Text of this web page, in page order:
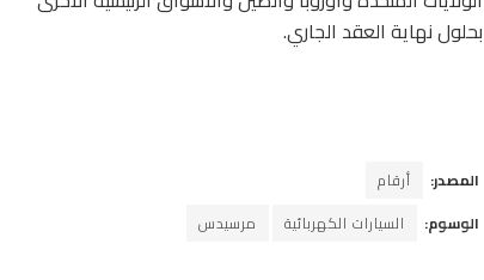
بحلول نهاية العقد الجاري.
المصدر:
أرقام
الوسوم:
السيارات الكهربائية مرسيدس